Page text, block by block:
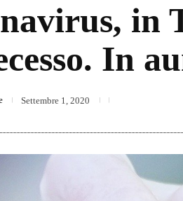
in
In
Settembre 1, 2020